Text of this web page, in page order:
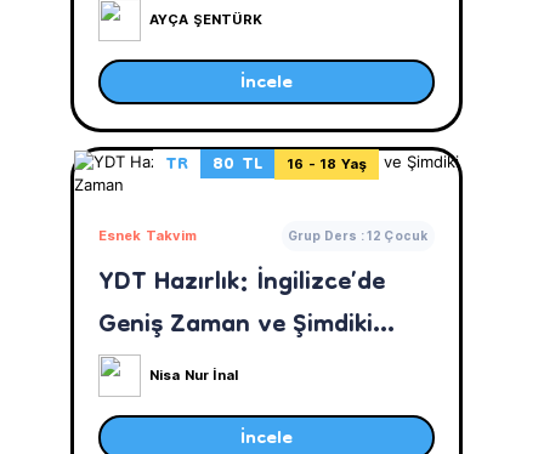
AYÇA ŞENTÜRK
İncele
TR
80 TL 16 - 18 Yaş
Esnek Takvim Grup Ders : 12 Çocuk
YDT Hazırlık: İngilizce’de
Geniş Zaman ve Şimdiki
ZamanNisa Nur İnal
İncele